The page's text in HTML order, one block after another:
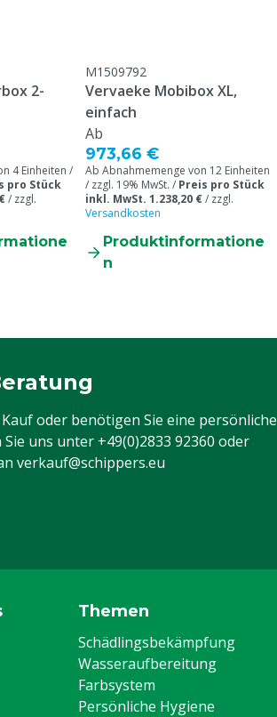
2-
4 Einheiten /
pro Stück
/ zzgl.
M1509792
Vervaeke Mobibox XL,
einfach
Ab
973,66 €
Ab Abnahmemenge von 12 Einheiten
/ zzgl. 19% MwSt. / Preis pro Stück
inkl. MwSt. 1.238,20 €/ zzgl.
Versandkosten
Produktinformatione
n
oder benötigen Sie eine persönliche
uns unter +49(0)2833 92360 oder
verkauf@schippers.eu
Themen
Schädlingsbekämpfung
Wasseraufbereitung
Farbsystem
Persönliche Hygiene